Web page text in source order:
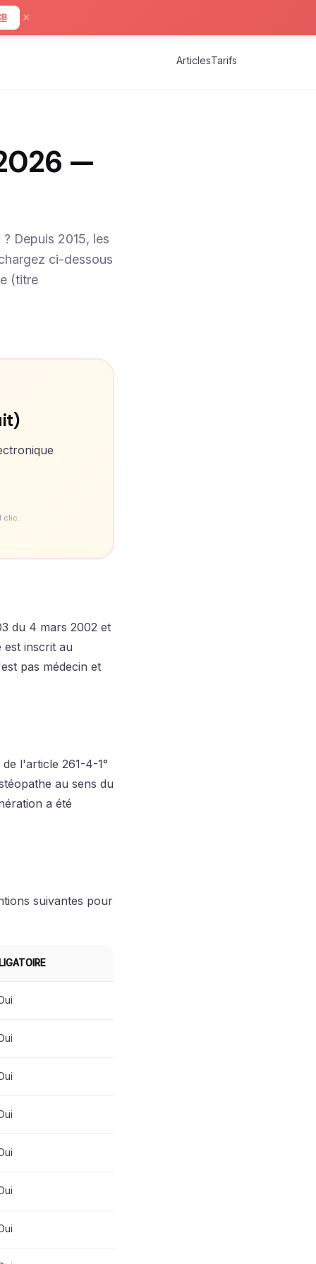
×
ArticlesTarifs
—
Depuis 2015, les
ci-dessous
(titre
clic.
du 4 mars 2002 et
est inscrit au
pas médecin et
l'article 261-4-1°
au sens du
a été
suivantes pour